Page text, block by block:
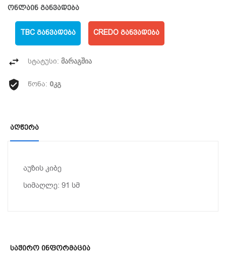
ონლაინ განვადება
TBC ᲒᲐᲜᲕᲐᲓᲔᲑᲐ CREDO ᲒᲐᲜᲕᲐᲓᲔᲑᲐ
სტატუსი: მარაგშია
წონა: 0კგ
Აღწერა
აუზის კიბე
სიმაღლე: 91 სმ
Საჭირო Ინფორმაცია